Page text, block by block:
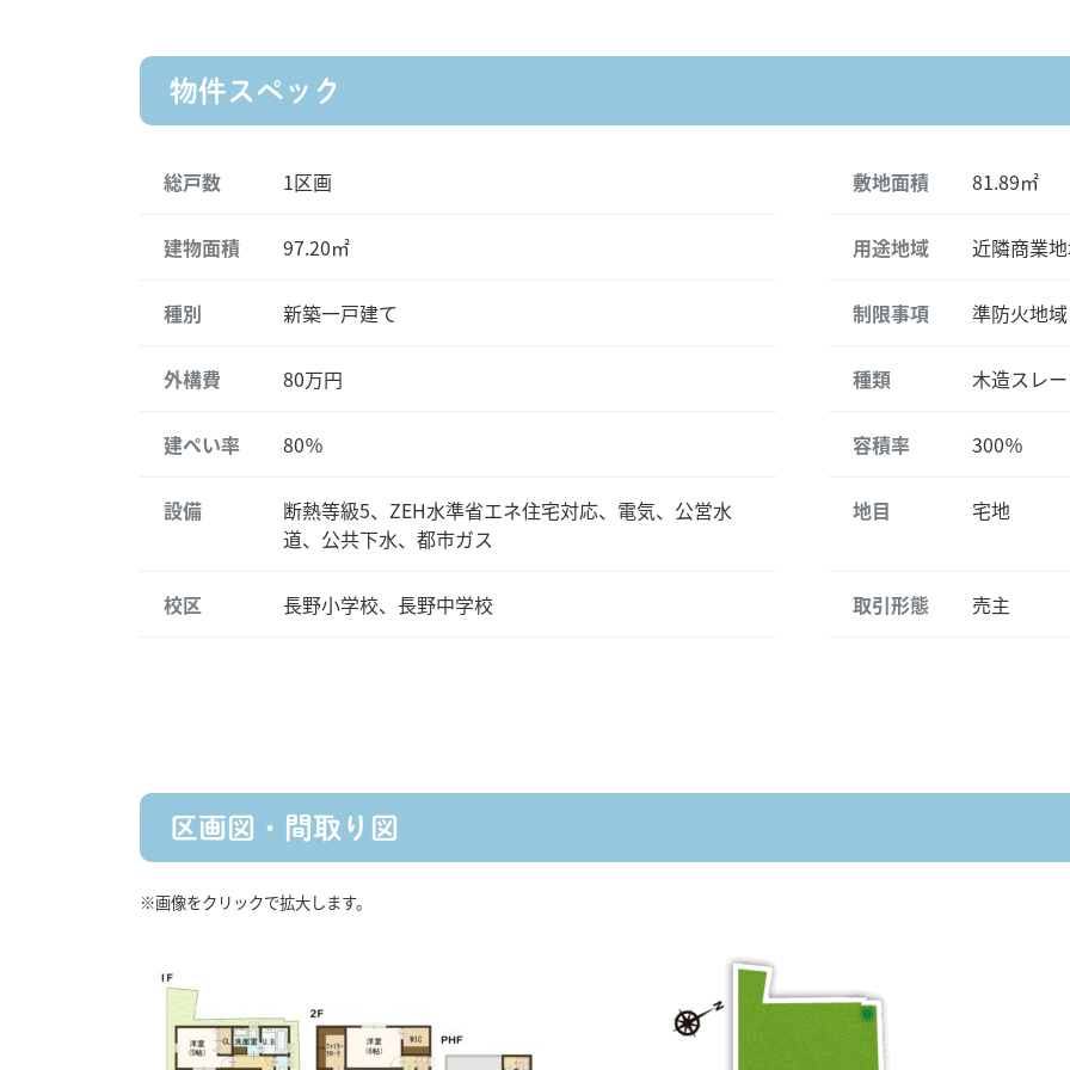
物件スペック
総戸数 1区画 敷地面積 81.89㎡
建物面積 97.20㎡ 用途地域 近隣商業
種別 新築一戸建て 制限事項 準防火地域
外構費 80万円 種類 木造スレ
建ぺい率 80％ 容積率 300％
設備
断熱等級5、ZEH水準省エネ住宅対応、電気、公営水
道、公共下水、都市ガス
地目 宅地
校区 長野小学校、長野中学校 取引形態 売主
区画図・間取り図
※画像をクリックで拡大します。